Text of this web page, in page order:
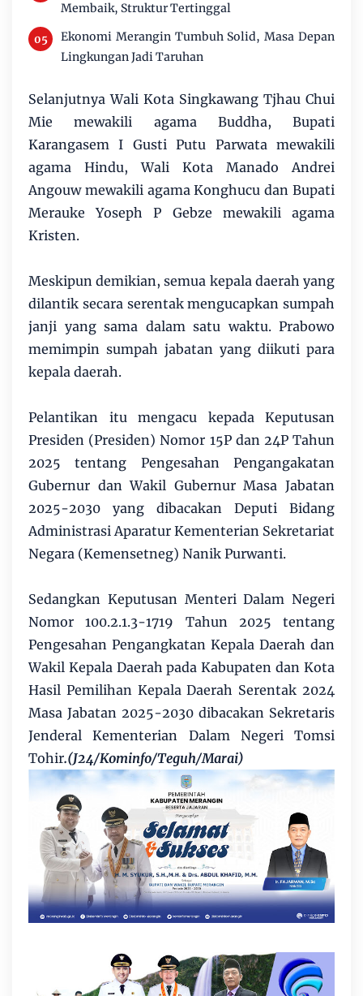
Membaik, Struktur Tertinggal
Ekonomi Merangin Tumbuh Solid, Masa Depan
Lingkungan Jadi Taruhan
Selanjutnya Wali Kota Singkawang Tjhau Chui
Mie mewakili agama Buddha, Bupati
Karangasem I Gusti Putu Parwata mewakili
agama Hindu, Wali Kota Manado Andrei
Angouw mewakili agama Konghucu dan Bupati
Merauke Yoseph P Gebze mewakili agama
Kristen.
Meskipun demikian, semua kepala daerah yang
dilantik secara serentak mengucapkan sumpah
janji yang sama dalam satu waktu. Prabowo
memimpin sumpah jabatan yang diikuti para
kepala daerah.
Pelantikan itu mengacu kepada Keputusan
Presiden (Presiden) Nomor 15P dan 24P Tahun
2025 tentang Pengesahan Pengangakatan
Gubernur dan Wakil Gubernur Masa Jabatan
2025-2030 yang dibacakan Deputi Bidang
Administrasi Aparatur Kementerian Sekretariat
Negara (Kemensetneg) Nanik Purwanti.
Sedangkan Keputusan Menteri Dalam Negeri
Nomor 100.2.1.3-1719 Tahun 2025 tentang
Pengesahan Pengangkatan Kepala Daerah dan
Wakil Kepala Daerah pada Kabupaten dan Kota
Hasil Pemilihan Kepala Daerah Serentak 2024
Masa Jabatan 2025-2030 dibacakan Sekretaris
Jenderal Kementerian Dalam Negeri Tomsi
Tohir.(J24/Kominfo/Teguh/Marai)